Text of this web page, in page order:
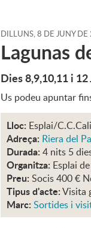
DILLUNS,8 DE JUNY DE
Lagunas
Dies 8,9,10,11 i 12
Us podeu apuntar
Lloc: Esplai/
Adreça: Riera del
Durada: 4 nits 5
Organitza: Esplai
Preu: Socis 400 €
Tipus d'acte:Visita
Marc: Sortides i